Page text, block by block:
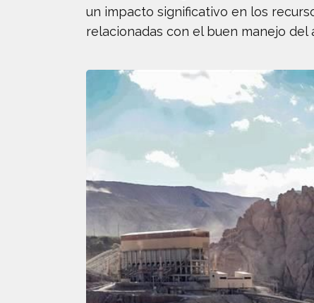
un impacto significativo en los
relacionadas con el buen manejo del